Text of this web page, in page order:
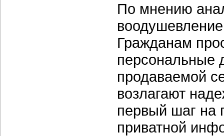
По мнению
Гражданам
персональные
продаваемой
возлагают
первый шаг на
приватной